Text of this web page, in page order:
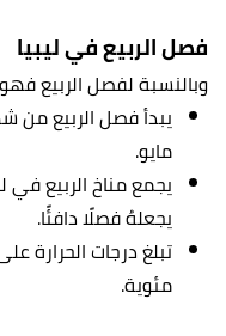
فصل الربيعفي ليبيا
وبالنسبة لفصل الربيع
يبدأ فصل الربيع
مايو.
يجمع مناخ الربيع في
يجعلهُ فصلًا دافئًا.
مئوية.